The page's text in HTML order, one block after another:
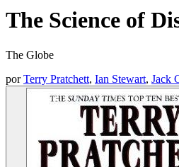
The Science of
The Globe
porTerry Pratchett, Ian Stewart, Jack